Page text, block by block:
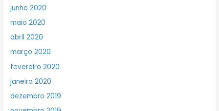
junho 2020
maio 2020
abril 2020
março 2020
fevereiro 2020
janeiro 2020
dezembro 2019